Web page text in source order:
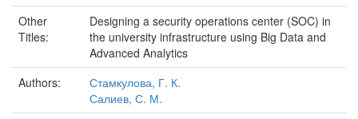
Other
Titles:
Designing a security operations center (SOC) in
the university infrastructure using Big Data and
Advanced Analytics
Authors:
Стамкулова, Г. К.
Салиев, С. М.